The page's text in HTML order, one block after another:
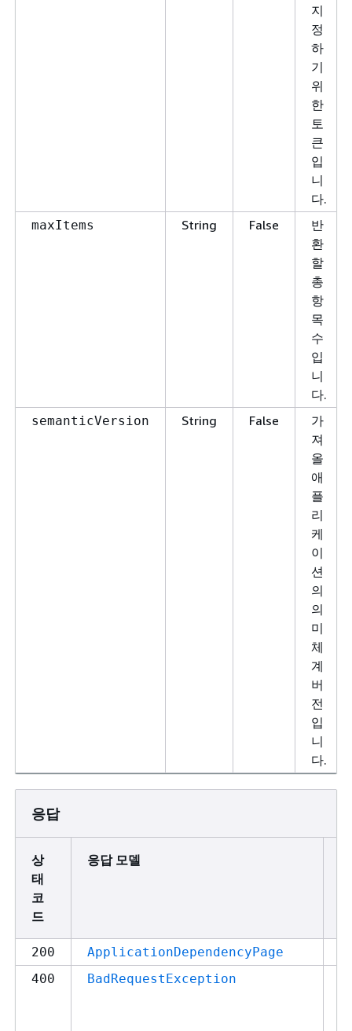
지
정
하
기
위
한
토
큰
입
니
다.
maxItems String False
반
환
할
총
항
목
수
입
니
다.
semanticVersion String False
가
져
올
애
플
리
케
이
션
의
의
미
체
계
버
전
입
니
다.
응답
상
태
코
드
응답 모델
200 ApplicationDependencyPage
400 BadRequestException